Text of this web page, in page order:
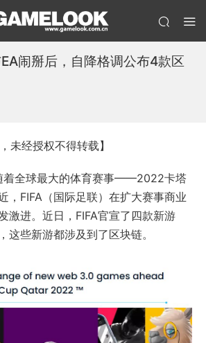
闹掰后，自降格调公布4款区
未经授权不得转载】
着全球最大的体育赛事——2022卡塔
，FIFA（国际足联）在扩大赛事商业
激进。近日，FIFA官宣了四款新游
这些新游都涉及到了区块链。